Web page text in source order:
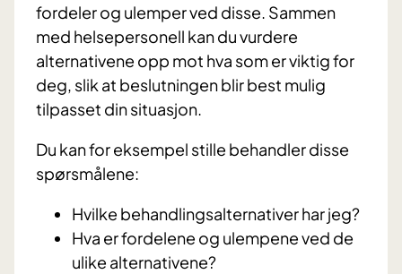
fordeler og ulemper ved disse. Sammen
med helsepersonell kan du vurdere
alternativene opp mot hva som er viktig for
deg, slik at beslutningen blir best mulig
tilpasset din situasjon.
Du kan for eksempel stille behandler disse
spørsmålene:
Hvilke behandlingsalternativer har jeg?
Hva er fordelene og ulempene ved de
ulike alternativene?